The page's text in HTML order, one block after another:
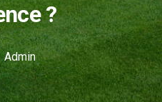
?
Admin